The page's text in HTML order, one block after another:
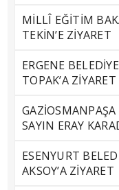
MİLLÎ EĞİTİM
TEKİN’E ZİYARET
ERGENE
TOPAK’A ZİYARET
SAYIN ERAY
ESENYURT
AKSOY’A ZİYARET